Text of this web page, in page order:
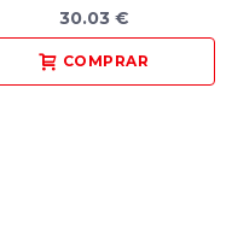
30.03 €